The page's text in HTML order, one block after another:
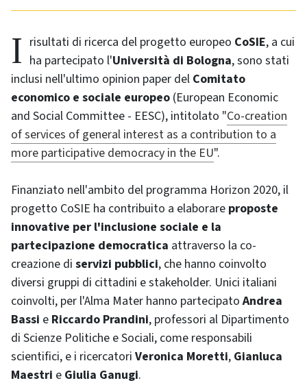
I risultati di ricerca del progetto europeo CoSIE, a cui
ha partecipato l'Università di Bologna, sono stati
inclusi nell'ultimo opinion paper del Comitato
economico e sociale europeo (European Economic
and Social Committee - EESC), intitolato "Co-creation
of services of general interest as a contribution to a
more participative democracy in the EU".
Finanziato nell'ambito del programma Horizon 2020, il
progetto CoSIE ha contribuito a elaborare proposte
innovative per l'inclusione sociale e la
partecipazione democratica attraverso la co-
creazione di servizi pubblici, che hanno coinvolto
diversi gruppi di cittadini e stakeholder. Unici italiani
coinvolti, per l'Alma Mater hanno partecipatoAndrea
Bassi e Riccardo Prandini, professori al Dipartimento
di Scienze Politiche e Sociali, come responsabili
scientifici, e i ricercatori Veronica Moretti, Gianluca
Maestri e Giulia Ganugi.